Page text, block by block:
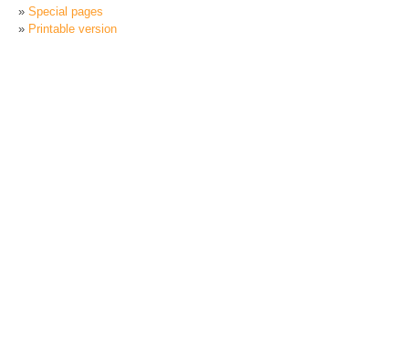
Special pages
Printable version